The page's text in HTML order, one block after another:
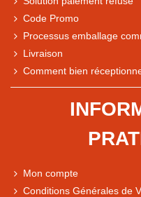
Comparaison des
Code Promo
Processus emballage
Livraison
Comment bien
Mon compte
Conditions Générales de